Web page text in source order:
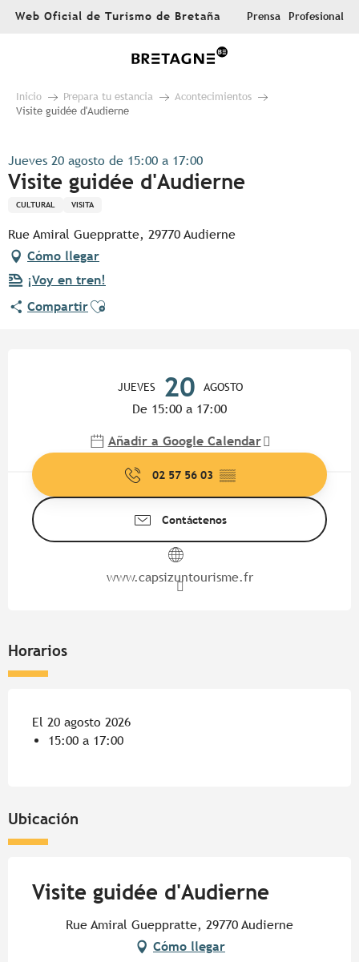
AllerWeb Oficial de Turismo de Bretaña Prensa Profesional
Inicio Prepara tu estancia
Acontecimientos
Visite guidée d'Audierne
Jueves 20 agosto de 15:00 a 17:00
Visite guidée d'Audierne
CULTURAL VISITA
Rue Amiral Gueppratte, 29770 Audierne
Cómo llegar
¡Voy en tren!
CompartirAjouter aux favoris
JUEVES 20 AGOSTO
De 15:00 a 17:00
Añadir a Google Calendar
02 57 56 03 ▒▒
Contáctenos
www.capsizuntourisme.fr
Horarios
El 20 agosto 2026
15:00 a 17:00
Ubicación
Visite guidée d'Audierne
Rue Amiral Gueppratte, 29770 Audierne
Cómo llegar